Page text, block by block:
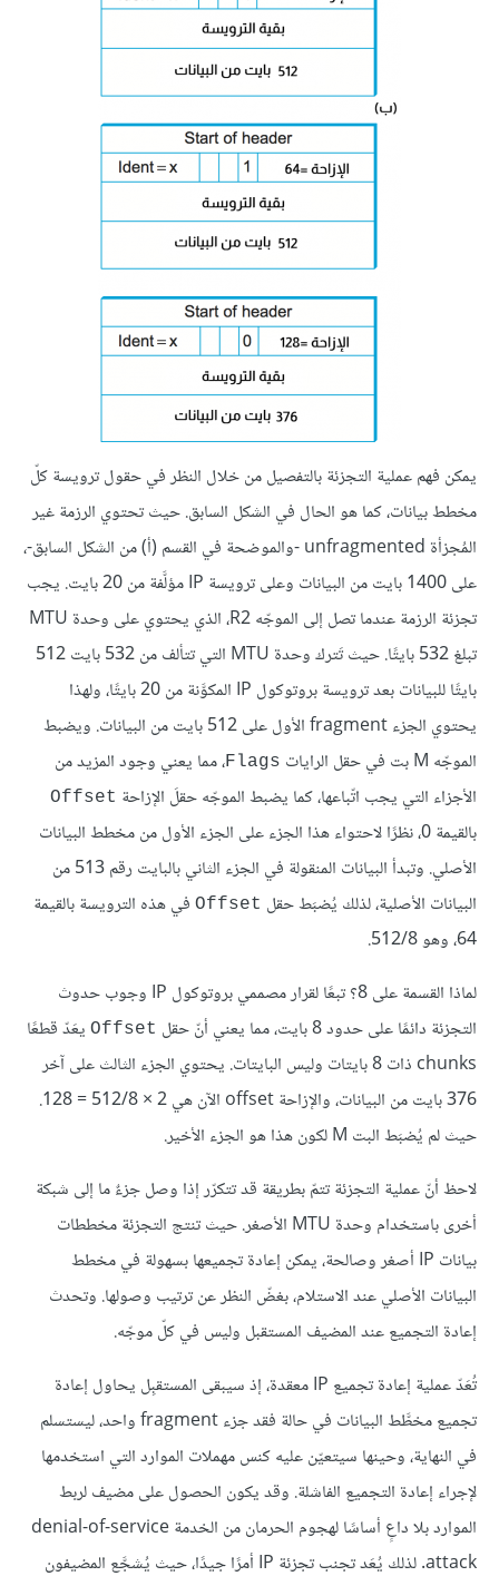
يمكن فهم عملية التجزئة بالتفصيل من خلال النظر في حقول ترويسة كلّ
مخطط بيانات، كما هو الحال في الشكل السابق. حيث تحتوي الرزمة غير
المُجزأة unfragmented -والموضحة في القسم (أ) من الشكل السابق-،
على 1400 بايت من البيانات وعلى ترويسة IP مؤلَّفة من 20 بايت. يجب
تجزئة الرزمة عندما تصل إلى الموجّه R2، الذي يحتوي على وحدة MTU
تبلغ 532 بايتًا. حيث تَترك وحدة MTU التي تتألف من 532 بايت 512
بايتًا للبيانات بعد ترويسة بروتوكول IP المكوَّنة من 20 بايتًا، ولهذا
يحتوي الجزء fragment الأول على 512 بايت من البيانات. ويضبط
الموجّه M بت في حقل الرايات
Flags، مما يعني وجود المزيد من
الأجزاء التي يجب اتّباعها، كما يضبط الموجّه حقلَ الإزاحة Offset
بالقيمة 0، نظرًا لاحتواء هذا الجزء على الجزء الأول من مخطط البيانات
الأصلي. وتبدأ البيانات المنقولة في الجزء الثاني بالبايت رقم 513 من
البيانات الأصلية، لذلك يُضبَط حقل Offset في هذه الترويسة بالقيمة
64، وهو 512/8.
لماذا القسمة على 8؟ تبعًا لقرار مصممي بروتوكول IP وجوب حدوث
التجزئة دائمًا على حدود 8 بايت، مما يعني أنّ حقل
Offset يعَدّ قطعًا
chunks ذات 8 بايتات وليس البايتات. يحتوي الجزء الثالث على آخر
376 بايت من البيانات، والإزاحة offset الآن هي 2 × 512/8 = 128.
حيث لم يُضبَط البت M لكون هذا هو الجزء الأخير.
لاحظ أنّ عملية التجزئة تتمّ بطريقة قد تتكرّر إذا وصل جزءٌ ما إلى شبكة
أخرى باستخدام وحدة MTU الأصغر. حيث تنتج التجزئة مخططات
بيانات IP أصغر وصالحة، يمكن إعادة تجميعها بسهولة في مخطط
البيانات الأصلي عند الاستلام، بغضّ النظر عن ترتيب وصولها. وتحدث
إعادة التجميع عند المضيف المستقبل وليس في كلّ موجّه.
تُعَدّ عملية إعادة تجميع IP معقدة، إذ سيبقى المستقبِل يحاول إعادة
تجميع مخطَّط البيانات في حالة فقد جزء fragment واحد، ليستسلم
في النهاية، وحينها سيتعيّن عليه كنس مهملات الموارد التي استخدمها
لإجراء إعادة التجميع الفاشلة. وقد يكون الحصول على مضيف لربط
الموارد بلا داعٍ أساسًا لهجوم الحرمان من الخدمة denial-of-service
attack. لذلك يُعَد تجنب تجزئة IP أمرًا جيدًا، حيث يُشجَّع المضيفون